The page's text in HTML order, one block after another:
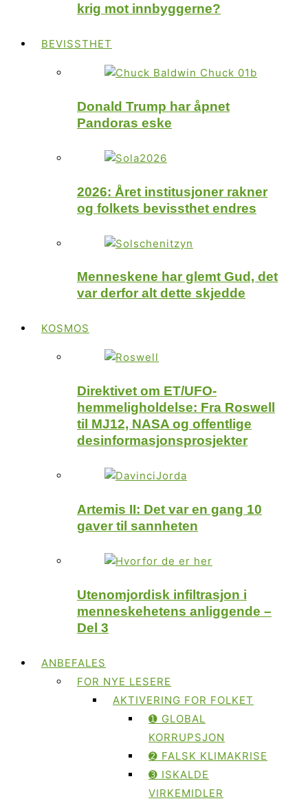
krig mot innbyggerne?
BEVISSTHET
Donald Trump har åpnet
Pandoras eske
2026: Året institusjoner rakner
og folkets bevissthet endres
Menneskene har glemt Gud, det
var derfor alt dette skjedde
KOSMOS
Direktivet om ET/UFO-
hemmeligholdelse: Fra Roswell
til MJ12, NASA og offentlige
desinformasjonsprosjekter
Artemis II: Det var en gang 10
gaver til sannheten
Utenomjordisk infiltrasjon i
menneskehetens anliggende –
Del 3
ANBEFALES
FOR NYE LESERE
AKTIVERING FOR FOLKET
➊ GLOBAL
KORRUPSJON
➋ FALSK KLIMAKRISE
➌ ISKALDE
VIRKEMIDLER